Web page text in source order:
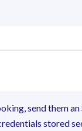
send them
stored